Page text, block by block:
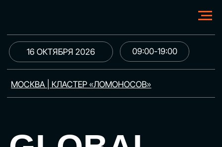
МОСКВА | КЛАСТЕР «ЛОМОНОСОВ»
GLOBAL
TECH
09:00-19:00
16 ОКТЯБРЯ 2026